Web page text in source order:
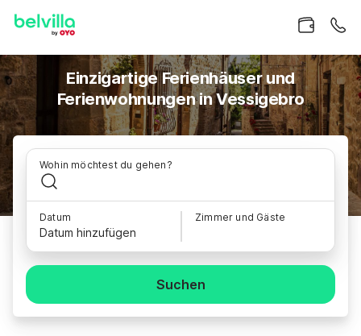
Einzigartige Ferienhäuser und
Ferienwohnungen in Vessigebro
Wohin möchtest du gehen?
Datum
Datum hinzufügen
Zimmer und Gäste
Suchen